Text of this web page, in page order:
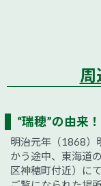
周
“瑞穂”の由来
明治元年（1868）
かう途中、東海道
区神穂町付近）に